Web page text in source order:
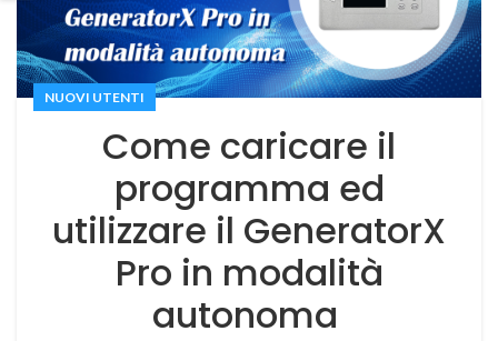
NUOVI UTENTI
Come caricare il
programma ed
utilizzare il GeneratorX
Pro in modalità
autonoma